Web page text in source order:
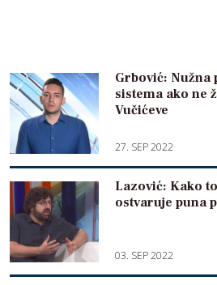
Grbović:
sistema ako ne
Vučićeve
27. SEP 2022
Lazović: Kako
ostvaruje puna
03. SEP 2022